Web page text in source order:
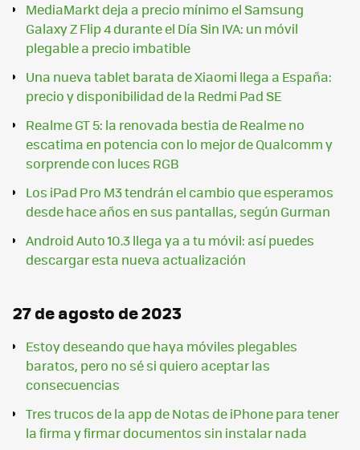
MediaMarkt deja a precio mínimo el Samsung
Galaxy Z Flip 4 durante el Día Sin IVA: un móvil
plegable a precio imbatible
Una nueva tablet barata de Xiaomi llega a España:
precio y disponibilidad de la Redmi Pad SE
Realme GT 5: la renovada bestia de Realme no
escatima en potencia con lo mejor de Qualcomm y
sorprende con luces RGB
Los iPad Pro M3 tendrán el cambio que esperamos
desde hace años en sus pantallas, según Gurman
Android Auto 10.3 llega ya a tu móvil: así puedes
descargar esta nueva actualización
27 de agosto de 2023
Estoy deseando que haya móviles plegables
baratos, pero no sé si quiero aceptar las
consecuencias
Tres trucos de la app de Notas de iPhone para tener
la firma y firmar documentos sin instalar nada